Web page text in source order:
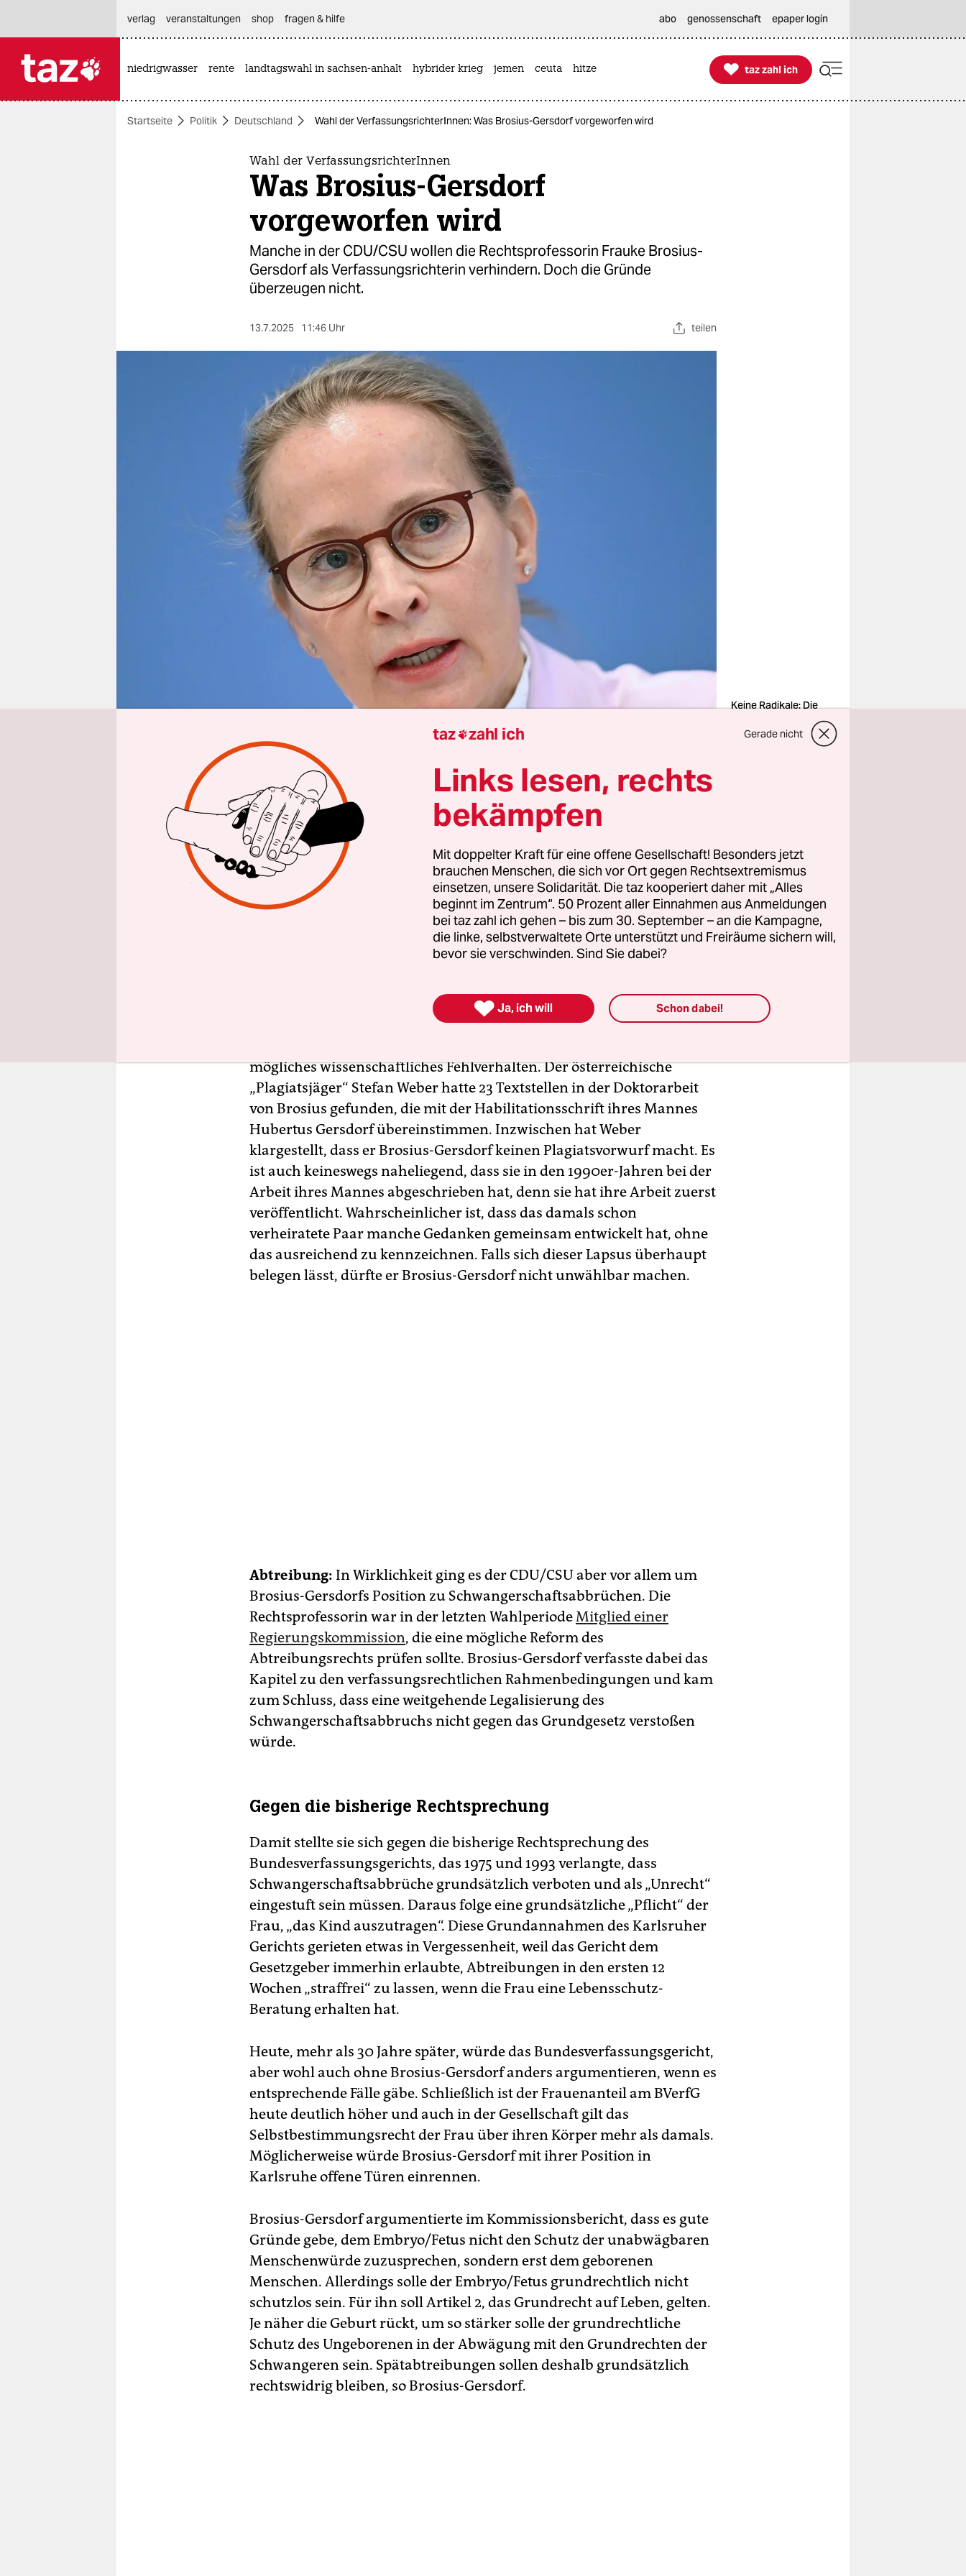
themen
nord
verlag
veranstaltungen shop fragen & hilfe abo genossenschaft epaper login
niedrigwasser rente landtagswahl in sachsen-anhalt hybrider krieg jemen ceuta hitze 
taz zahl ich
taz zahl ich
Startseite Politik Deutschland Wahl der VerfassungsrichterInnen: Was Brosius-Gersdorf vorgeworfen wird
Wahl der VerfassungsrichterInnen
Was Brosius-Gersdorf
vorgeworfen wird
Manche in der CDU/CSU wollen die Rechtsprofessorin Frauke Brosius-
Gersdorf als Verfassungsrichterin verhindern. Doch die Gründe
überzeugen nicht.
13.7.2025 11:46 Uhr teilen
Keine Radikale: Die
Brosius-Gersdorf
Aus Freiburg Christian Rath
Die SPD hält an der Rechtsprofessorin Frauke Brosius-Gersdorf als
Kandidatin für das Amt einer Verfassungsrichterin fest. Ihre Wahlwar
am Freitag
auf Wunsch der CDU/CSU von der Tagesordnung des
Bundestags genommen worden. Allerdings hat die SPD für diesen
Richterposten das Vorschlagsrecht und die CDU/CSU kann einen
Vorschlag nach der üblichen Praxis nur ablehnen, wenn die
inakzeptabel sind. Dafür gibt es keine Anzeichen.
mögliches wissenschaftliches Fehlverhalten. Der österreichische
„Plagiatsjäger“ Stefan Weber hatte 23 Textstellen in der Doktorarbeit
von Brosius gefunden, die mit der Habilitationsschrift ihres Mannes
Hubertus Gersdorf übereinstimmen. Inzwischen hat Weber
klargestellt, dass er Brosius-Gersdorf keinen Plagiatsvorwurf macht. Es
ist auch keineswegs naheliegend, dass sie in den 1990er-Jahren bei der
Arbeit ihres Mannes abgeschrieben hat, denn sie hat ihre Arbeit zuerst
veröffentlicht. Wahrscheinlicher ist, dass das damals schon
verheiratete Paar manche Gedanken gemeinsam entwickelt hat, ohne
das ausreichend zu kennzeichnen. Falls sich dieser Lapsus überhaupt
belegen lässt, dürfte er Brosius-Gersdorf nicht unwählbar machen.
Abtreibung: In Wirklichkeit ging es der CDU/CSU aber vor allem um
Brosius-Gersdorfs Position zu Schwangerschaftsabbrüchen. Die
Rechtsprofessorin war in der letzten WahlperiodeMitglied einer
Regierungskommission, die eine mögliche Reform des
Abtreibungsrechts prüfen sollte. Brosius-Gersdorf verfasste dabei das
Kapitel zu den verfassungsrechtlichen Rahmenbedingungen und kam
zum Schluss, dass eine weitgehende Legalisierung des
Schwangerschaftsabbruchs nicht gegen das Grundgesetz verstoßen
würde.
Gegen die bisherige Rechtsprechung
Damit stellte sie sich gegen die bisherige Rechtsprechung des
Bundesverfassungsgerichts, das 1975 und 1993 verlangte, dass
Schwangerschaftsabbrüche grundsätzlich verboten und als „Unrecht“
eingestuft sein müssen. Daraus folge eine grundsätzliche „Pflicht“ der
Frau, „das Kind auszutragen“. Diese Grundannahmen des Karlsruher
Gerichts gerieten etwas in Vergessenheit, weil das Gericht dem
Gesetzgeber immerhin erlaubte, Abtreibungen in den ersten 12
Wochen „straffrei“ zu lassen, wenn die Frau eine Lebensschutz-
Beratung erhalten hat.
Heute, mehr als 30 Jahre später, würde das Bundesverfassungsgericht,
aber wohl auch ohne Brosius-Gersdorf anders argumentieren, wenn es
entsprechende Fälle gäbe. Schließlich ist der Frauenanteil am BVerfG
heute deutlich höher und auch in der Gesellschaft gilt das
Selbstbestimmungsrecht der Frau über ihren Körper mehr als damals.
Möglicherweise würde Brosius-Gersdorf mit ihrer Position in
Karlsruhe offene Türen einrennen.
Brosius-Gersdorf argumentierte im Kommissionsbericht, dass es gute
Gründe gebe, dem Embryo/Fetus nicht den Schutz der unabwägbaren
Menschenwürde zuzusprechen, sondern erst dem geborenen
Menschen. Allerdings solle der Embryo/Fetus grundrechtlich nicht
schutzlos sein. Für ihn soll Artikel 2, das Grundrecht auf Leben, gelten.
Je näher die Geburt rückt, um so stärker solle der grundrechtliche
Schutz des Ungeborenen in der Abwägung mit den Grundrechten der
Schwangeren sein. Spätabtreibungen sollen deshalb grundsätzlich
rechtswidrig bleiben, so Brosius-Gersdorf.
taz zahl ich Gerade nicht
Links lesen, rechts
bekämpfen
Mit doppelter Kraft für eine offene Gesellschaft! Besonders jetzt
brauchen Menschen, die sich vor Ort gegen Rechtsextremismus
einsetzen, unsere Solidarität. Die taz kooperiert daher mit „Alles
beginnt im Zentrum“. 50 Prozent aller Einnahmen aus Anmeldungen
bei taz zahl ich gehen – bis zum 30. September – an die Kampagne,
die linke, selbstverwaltete Orte unterstützt und Freiräume sichern will,
bevor sie verschwinden. Sind Sie dabei?
 Ja, ich will Schon dabei!